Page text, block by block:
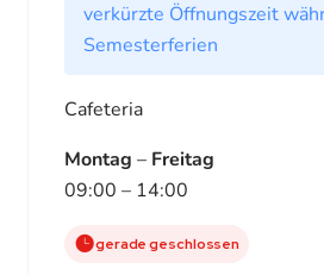
verkürzte Öffnungszeit
Semesterferien
Cafeteria
Montag – Freitag
09:00 – 14:00
gerade geschlossen